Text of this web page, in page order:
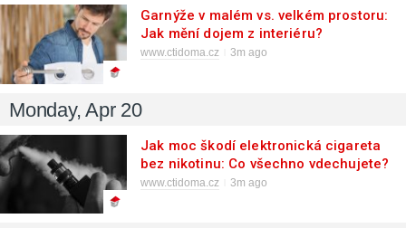
Garnýže v malém vs. velkém prostoru:
Jak mění dojem z interiéru?
www.ctidoma.cz 3m ago
Monday, Apr 20
Jak moc škodí elektronická cigareta
bez nikotinu: Co všechno vdechujete?
www.ctidoma.cz 3m ago